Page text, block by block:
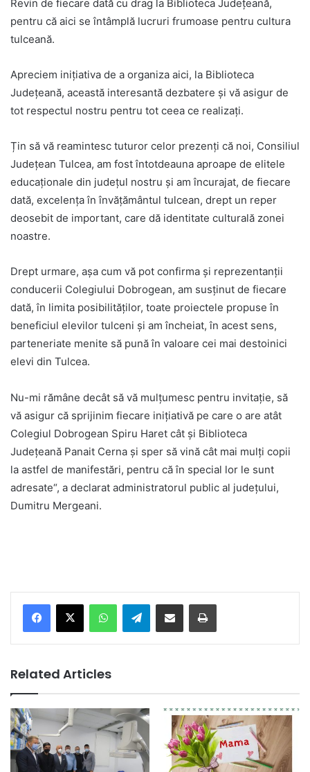
Revin de fiecare dată cu drag la Biblioteca Județeană,
pentru că aici se întâmplă lucruri frumoase pentru cultura
tulceană.
Apreciem inițiativa de a organiza aici, la Biblioteca
Județeană, această interesantă dezbatere și vă asigur de
tot respectul nostru pentru tot ceea ce realizați.
Țin să vă reamintesc tuturor celor prezenți că noi, Consiliul
Județean Tulcea, am fost întotdeauna aproape de elitele
educaționale din județul nostru și am încurajat, de fiecare
dată, excelența în învățământul tulcean, drept un reper
deosebit de important, care dă identitate culturală zonei
noastre.
Drept urmare, așa cum vă pot confirma și reprezentanții
conducerii Colegiului Dobrogean, am susținut de fiecare
dată, în limita posibilităților, toate proiectele propuse în
beneficiul elevilor tulceni și am încheiat, în acest sens,
parteneriate menite să pună în valoare cei mai destoinici
elevi din Tulcea.
Nu-mi rămâne decât să vă mulțumesc pentru invitație, să
vă asigur că sprijinim fiecare inițiativă pe care o are atât
Colegiul Dobrogean Spiru Haret cât și Biblioteca
Județeană Panait Cerna și sper să vină cât mai mulți copii
la astfel de manifestări, pentru că în special lor le sunt
adresate“, a declarat administratorul public al județului,
Dumitru Mergeani.
Telegram
Related Articles